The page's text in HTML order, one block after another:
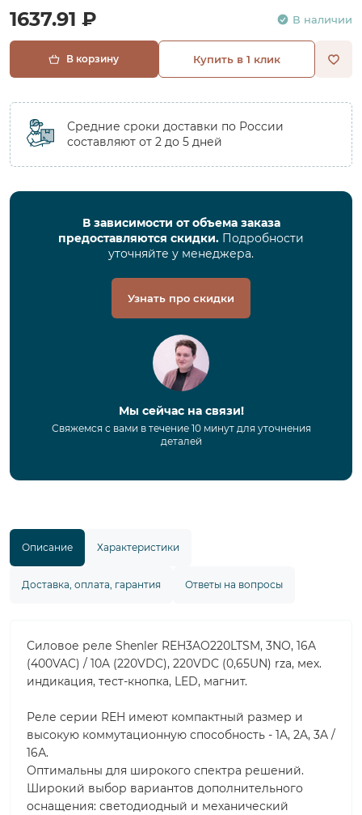
1637.91 ₽ В наличии
В корзину Купить в 1 клик
Средние сроки доставки по России
составляют от 2 до 5 дней
В зависимости от объема заказа
предоставляются скидки. Подробности
уточняйте у менеджера.
Узнать про скидки
Мы сейчас на связи!
Свяжемся с вами в течение 10 минут для уточнения
деталей
Описание Характеристики
Доставка, оплата, гарантия Ответы на вопросы
Силовое реле Shenler REH3AO220LTSM, 3NO, 16A
(400VAC) / 10A (220VDC), 220VDC (0,65UN) rza, мех.
индикация, тест-кнопка, LED, магнит.
Реле серии REH имеют компактный размер и
высокую коммутационную способность - 1A, 2A, 3A /
16А.
Оптимальны для широкого спектра решений.
Широкий выбор вариантов дополнительного
оснащения: светодиодный и механический